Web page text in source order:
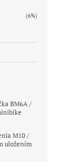
(6%)
BM6A /
M10 /
uložením